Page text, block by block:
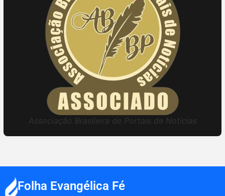
Associação Brasileira de Portais de Notícias
Folha Evangélica Fé